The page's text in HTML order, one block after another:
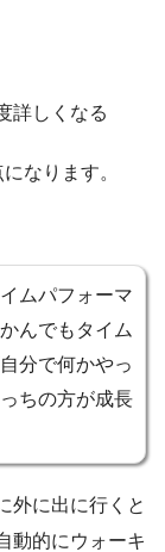
詳しくなる
なります。
ムパフォーマ
んでもタイム
分で何かやっ
ちの方が成長
外に出に行くと
動的にウォーキ